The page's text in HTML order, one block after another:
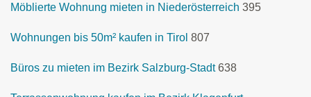
Möblierte Wohnung mieten in Niederösterreich 395
Wohnungen bis 50m² kaufen in Tirol 807
Büros zu mieten im Bezirk Salzburg-Stadt 638